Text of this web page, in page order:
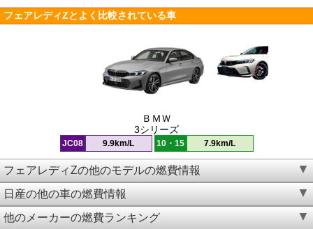
フェアレディZとよく比較されている車
ＢＭＷ
3シリーズ
JC08 9.9km/L 10・15 7.9km/L
フェアレディZの他のモデルの燃費情報
日産の他の車の燃費情報
他のメーカーの燃費ランキング